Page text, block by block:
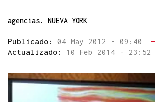
agencias. NUEVA YORK
Publicado: 04 May 2012 - 09:40
—
Actualizado: 10 Feb 2014 - 23:52